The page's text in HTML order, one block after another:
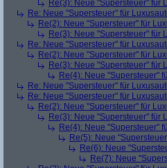
Re(3): Neue "Supersteuer" für
Re: Neue "Supersteuer" für
Re(2): Neue "Supersteuer" für
Re(3): Neue "Supersteuer" für
Re: Neue "Supersteuer" für
Re(2): Neue "Supersteuer" für
Re(3): Neue "Supersteuer" für
Re(4): Neue "Supersteuer"
Re: Neue "Supersteuer" für
Re: Neue "Supersteuer" für
Re(2): Neue "Supersteuer" für
Re(3): Neue "Supersteuer" für
Re(4): Neue "Supersteuer"
Re(5): Neue
Re(6): Neue
Re(7): Neue